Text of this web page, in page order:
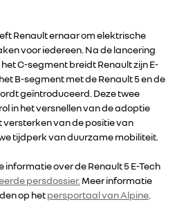
Renault ernaar om elektrische
voor iedereen. Na de lancering
C-segment breidt Renault zijn E-
B-segment met de Renault 5 en de
geïntroduceerd. Deze twee
in het versnellen van de adoptie
versterken van de positie van
tijdperk van duurzame mobiliteit.
over de Renault 5 E-Tech
persdossier. Meer informatie
op hetpersportaal van Alpine